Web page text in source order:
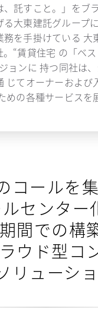
、託すこと。」をブ
大東建託グループ
務を手掛けている 大
“賃貸住宅 の「ベ
ョンに 持つ同社は
じてオーナーおよび
めの各種サービスを
コールを
センター
間での構
ウド型コ
リューシ